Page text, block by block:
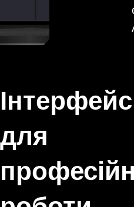
Інтерфейс
для